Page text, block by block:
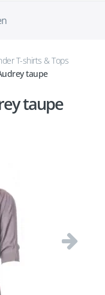
T-shirts & Tops
taupe
taupe